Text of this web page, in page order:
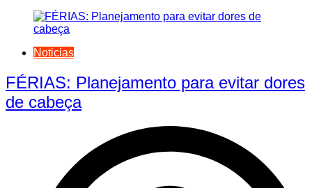
Noticias
FÉRIAS: Planejamento para evitar dores
de cabeça